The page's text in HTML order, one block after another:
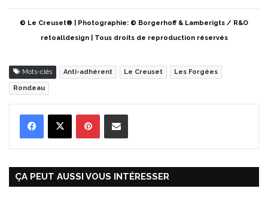
© Le Creuset® | Photographie: © Borgerhoff & Lamberigts / R&O
retoalldesign | Tous droits de reproduction réservés
Mots-clés Anti-adhérent Le Creuset Les Forgées
Rondeau
ÇA PEUT AUSSI VOUS INTÉRESSER